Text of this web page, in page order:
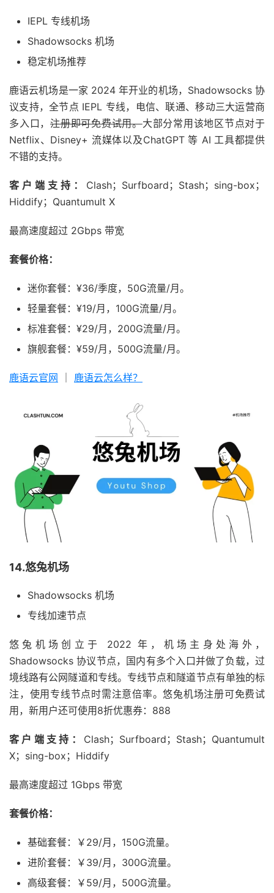
IEPL 专线机场
Shadowsocks 机场
稳定机场推荐
鹿语云机场是一家 2024 年开业的机场，Shadowsocks 协
议支持，全节点 IEPL 专线，电信、联通、移动三大运营商
多入口， 注册即可免费试用。大部分常用该地区节点对于
Netflix、Disney+ 流媒体以及ChatGPT 等 AI 工具都提供
不错的支持。
客户端支持： Clash；Surfboard；Stash；sing-box；
Hiddify；Quantumult X
最高速度超过 2Gbps 带宽
套餐价格：
迷你套餐：¥36/季度，50G流量/月。
轻量套餐：¥19/月，100G流量/月。
标准套餐：¥29/月，200G流量/月。
旗舰套餐：¥59/月，500G流量/月。
鹿语云官网 鹿语云怎么样？
14.悠兔机场
Shadowsocks 机场
专线加速节点
悠兔机场创立于 2022 年，机场主身处海外，
Shadowsocks 协议节点，国内有多个入口并做了负载，过
境线路有公网隧道和专线。专线节点和隧道节点有单独的标
注，使用专线节点时需注意倍率。悠兔机场注册可免费试
用，新用户还可使用8折优惠券：888
客户端支持： Clash；Surfboard；Stash；Quantumult
X；sing-box；Hiddify
最高速度超过 1Gbps 带宽
套餐价格：
基础套餐：￥29/月，150G流量。
进阶套餐：￥39/月，300G流量。
高级套餐：￥59/月，500G流量。